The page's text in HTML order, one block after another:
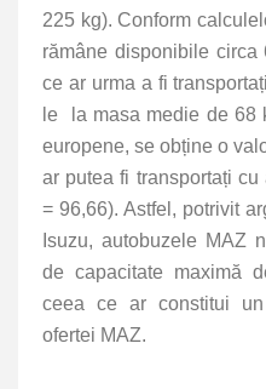
225 kg). Conform
rămâne disponibile circa
ce ar urma a fi
le la masa medie de 68
europene, se obține o
ar putea fi transportați
= 96,66). Astfel, potrivit
Isuzu, autobuzele MAZ
de capacitate maximă
ceea ce ar constitui
ofertei MAZ.